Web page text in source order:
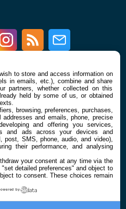
InstagramRSS Newsletter
À PROPOS
La rédaction
Contact
wish to store and access information on
in emails, etc.), combine and share
partners, whether collected on this
held by some of us, or obtained
browsing, preferences, purchases,
and emails, phone, precise
and offering you services,
and ads across your devices and
post, SMS, phone, audio, and video),
their performance, and analysing
your consent at any time via the
detailed preferences" and object to
to consent. These choices remain
by